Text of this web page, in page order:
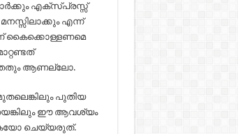
എക്‌സ്പ്രസ്സ്
എന്ന്
കൈക്കൊള്ളണമെ
ആണല്ലോ.
പുതിയ
ഈ ആവശ്യം
ചെയ്യരുത്.